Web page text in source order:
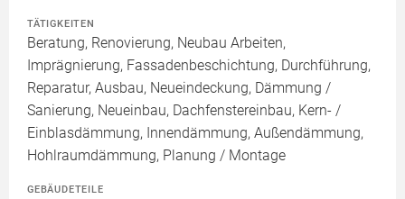
TÄTIGKEITEN
Beratung, Renovierung, Neubau Arbeiten,
Imprägnierung, Fassadenbeschichtung, Durchführung,
Reparatur, Ausbau, Neueindeckung, Dämmung /
Sanierung, Neueinbau, Dachfenstereinbau, Kern- /
Einblasdämmung, Innendämmung, Außendämmung,
Hohlraumdämmung, Planung / Montage
GEBÄUDETEILE